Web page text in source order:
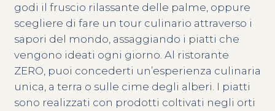
godi il fruscio rilassante delle palme, oppure
scegliere di fare un tour culinario attraverso i
sapori del mondo, assaggiando i piatti che
vengono ideati ogni giorno. Al ristorante
ZERO, puoi concederti un’esperienza culinaria
unica, a terra o sulle cime degli alberi. I piatti
sono realizzati con prodotti coltivati negli orti